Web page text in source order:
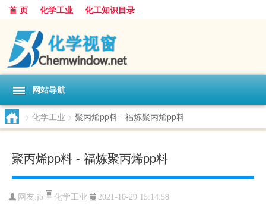
首 页 化学工业 化工知识目录
网站导航
> 化学工业 > 聚丙烯pp料 - 福炼聚丙烯pp料
聚丙烯pp料 - 福炼聚丙烯pp料
网友:jb 化学工业 2021-10-29 15:14:58